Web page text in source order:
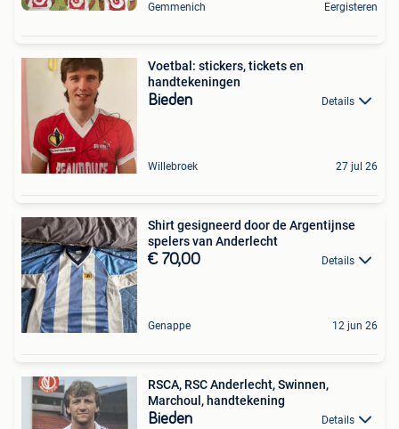
Gemmenich Eergisteren
Voetbal: stickers, tickets en
handtekeningen
Bieden Details
Willebroek 27 jul 26
Shirt gesigneerd door de Argentijnse
spelers van Anderlecht
€ 70,00 Details
Genappe 12 jun 26
RSCA, RSC Anderlecht, Swinnen,
Marchoul, handtekening
Bieden Details